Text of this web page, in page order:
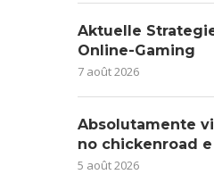
Aktuelle
Online-Gaming
7 août 2026
Absolutamente
no chickenroad
5 août 2026